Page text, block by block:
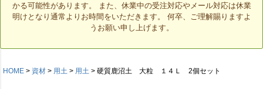
かる可能性があります。 また、休業中の受注対応やメール対応は休業
明けとなり通常よりお時間をいただきます。 何卒、ご理解賜りますよ
うお願い申し上げます。
HOME 資材 用土 用土 硬質鹿沼土 大粒 １４Ｌ 2個セット